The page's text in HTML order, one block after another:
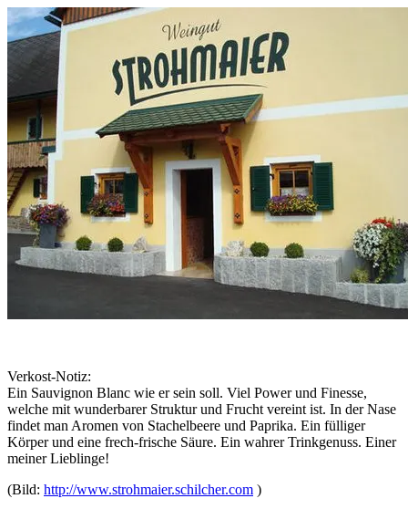
Verkost-Notiz:
Ein Sauvignon Blanc wie er sein soll. Viel Power und Finesse,
welche mit wunderbarer Struktur und Frucht vereint ist. In der Nase
findet man Aromen von Stachelbeere und Paprika. Ein fülliger
Körper und eine frech-frische Säure. Ein wahrer Trinkgenuss. Einer
meiner Lieblinge!
(Bild: http://www.strohmaier.schilcher.com )